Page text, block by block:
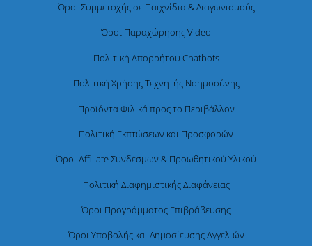
Όροι Συμμετοχής σε Παιχνίδια & Διαγωνισμούς
Όροι Παραχώρησης Video
Πολιτική Απορρήτου Chatbots
Πολιτική Χρήσης Τεχνητής Νοημοσύνης
Προϊόντα Φιλικά προς το Περιβάλλον
Πολιτική Εκπτώσεων και Προσφορών
Όροι Affiliate Συνδέσμων & Προωθητικού Υλικού
Πολιτική Διαφημιστικής Διαφάνειας
Όροι Προγράμματος Επιβράβευσης
Όροι Υποβολής και Δημοσίευσης Αγγελιών